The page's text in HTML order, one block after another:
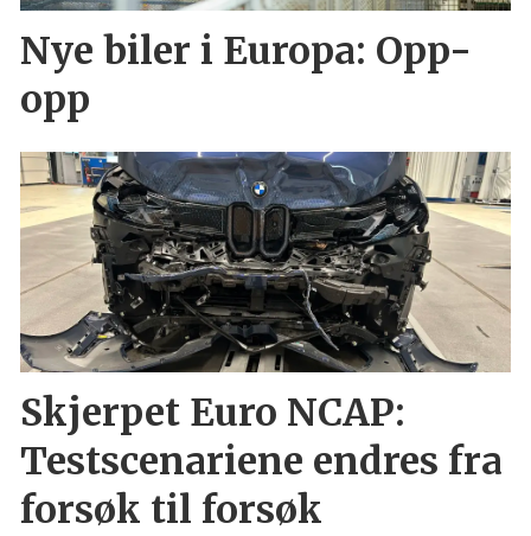
Nye biler i Europa: Opp-
opp
Skjerpet Euro NCAP:
Testscenariene endres fra
forsøk til forsøk